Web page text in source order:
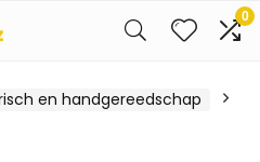
0
en handgereedschap